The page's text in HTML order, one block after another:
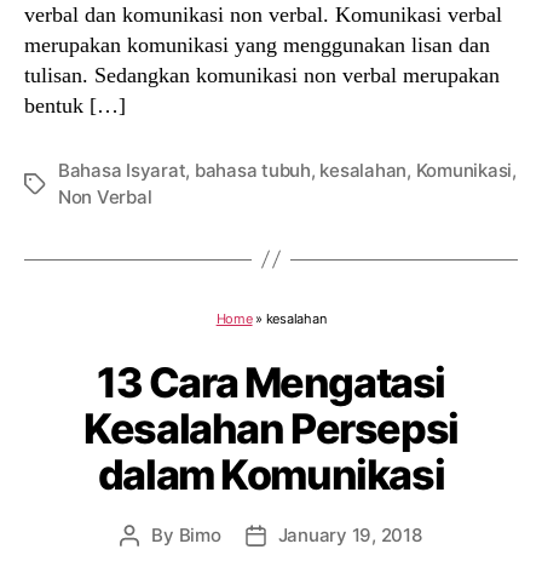
verbal dan komunikasi non verbal. Komunikasi verbal
merupakan komunikasi yang menggunakan lisan dan
tulisan. Sedangkan komunikasi non verbal merupakan
bentuk […]
Tags
Bahasa Isyarat, bahasa tubuh, kesalahan, Komunikasi,
Non Verbal
Home» kesalahan
13 Cara Mengatasi
Kesalahan Persepsi
dalam Komunikasi
Post
By Bimo
PostJanuary 19, 2018